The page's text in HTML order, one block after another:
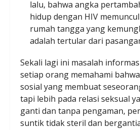
lalu, bahwa angka
hidup dengan HIV
rumah tangga yang
adalah tertular dari
Sekali lagi ini masalah
setiap orang memahami
sosial yang membuat
tapi lebih pada relasi seksual
ganti dan tanpa pengaman,
suntik tidak steril dan